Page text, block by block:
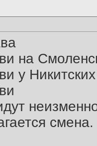
на
у Никитских
смена.